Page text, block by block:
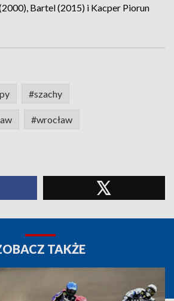
Bartel (2015) i Kacper Piorun
#szachy
#wrocław
TAKŻE